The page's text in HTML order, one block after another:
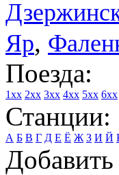
Яр,
Поезда:
1xx 2xx 3xx 4xx 5xx 6xx
Станции:
А Б В Г Д Е Ё Ж З И Й
Добавить